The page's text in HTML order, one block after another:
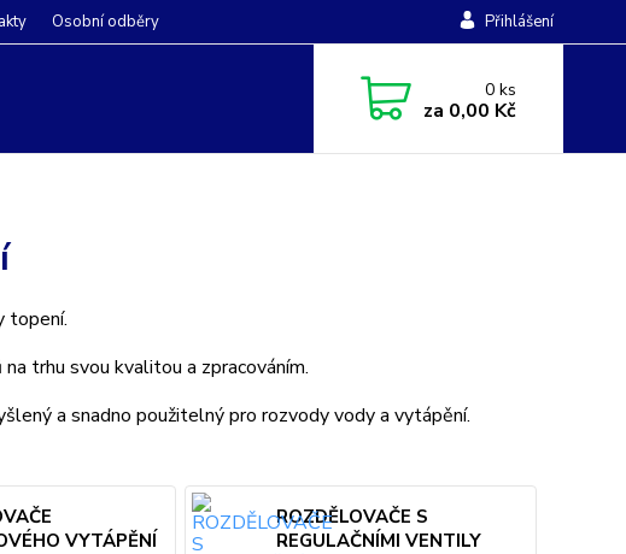
Osobní odběry Přihlášení
0ks
za 0,00 Kč
topení.
trhu svou kvalitou a zpracováním.
a snadno použitelný pro rozvody vody a vytápění.
VYTÁPĚNÍ
ROZDĚLOVAČE S
REGULAČNÍMI VENTILY